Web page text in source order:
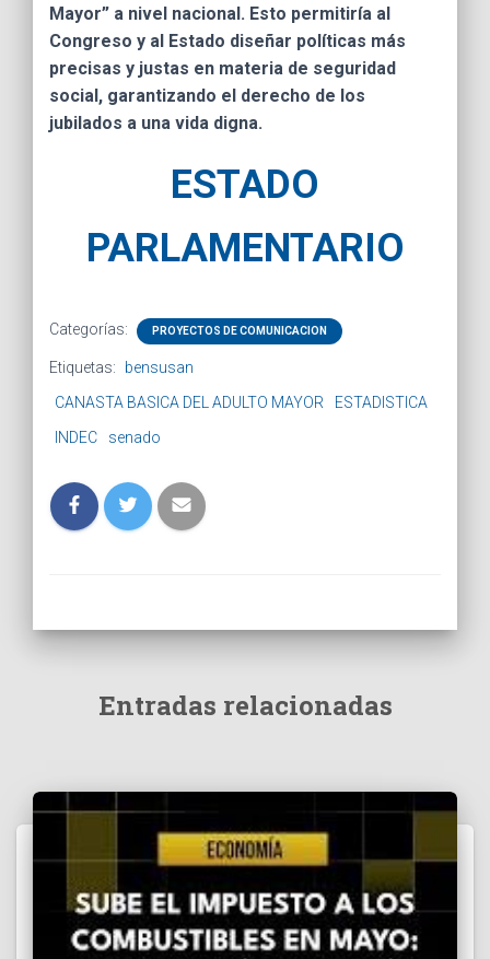
Mayor” a nivel nacional. Esto permitiría al
Congreso y al Estado diseñar políticas más
precisas y justas en materia de seguridad
social, garantizando el derecho de los
jubilados a una vida digna.
ESTADO
PARLAMENTARIO
Categorías: PROYECTOS DE COMUNICACION
Etiquetas:
bensusan
CANASTA BASICA DEL ADULTO MAYOR
ESTADISTICA
INDEC
senado
Entradas relacionadas